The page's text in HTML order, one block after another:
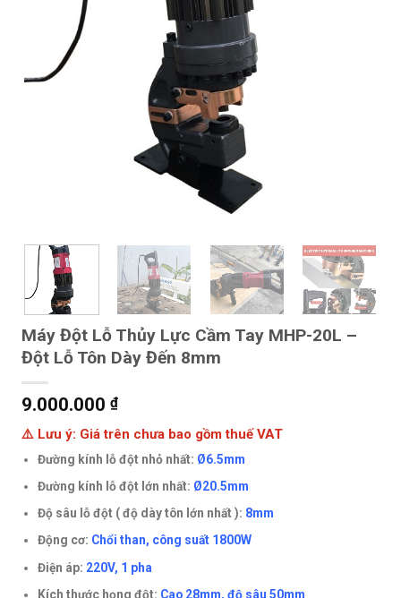
Máy Đột Lỗ Thủy Lực Cầm Tay MHP-20L –
Đột Lỗ Tôn Dày Đến 8mm
9.000.000 ₫
⚠️ Lưu ý: Giá trên chưa bao gồm thuế VAT
Đường kính lỗ đột nhỏ nhất: Ø6.5mm
Đường kính lỗ đột lớn nhất: Ø20.5mm
Độ sâu lỗ đột ( độ dày tôn lớn nhất ): 8mm
Động cơ: Chổi than, công suất 1800W
Điện áp: 220V, 1 pha
Kích thước họng đột: Cao 28mm, độ sâu 50mm